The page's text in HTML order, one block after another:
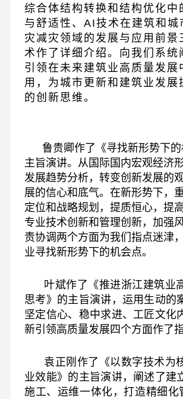
综合体结构转换和结构优化中
与舒适性、AI技术在建筑和城
灾减灾领域的发展与应用前景
术作了详细介绍。向我们系统
引领在未来建筑业高质量发展
用，为城市更新和建筑业发展
的创新思维。
鲁贵卿作了《寻找新形势下的
主旨演讲。从国际国内宏观经济
发展趋势分析，转变创新发展的
展的信心和底气。在新形势下，
定位和战略规划，提质恒心，提
专业技术创新和管理创新，加强
责协调两个方面为我们指点迷津
业寻找新形势下的机会点。
叶斌作了《推进浙江建筑业
思考》的主旨演讲，运用生动的
坚定信心、稳中求进、工匠文化
新引领高质量发展四个方面作了指
袁正刚作了《以数字技术为
业效能》的主旨演讲，阐述了建
施工、运维一体化，打造精细化